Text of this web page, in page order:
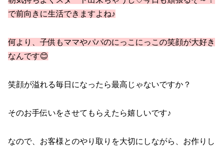
で前向きに生活できますよね♪
何より、子供もママやパパのにっこにっこの笑顔が大好き
なんです😊
笑顔が溢れる毎日になったら最高じゃないですか？
そのお手伝いをさせてもらえたら嬉しいです♪
なので、お客様とのやり取りを大切にしながら、お作りし